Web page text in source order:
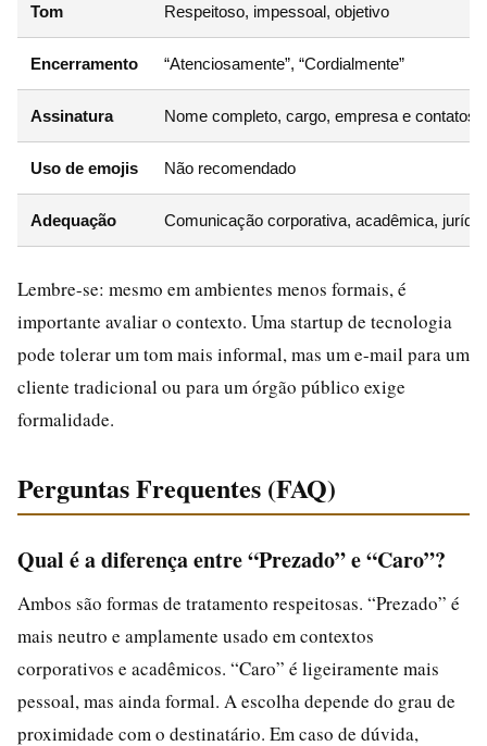
Tom Respeitoso, impessoal, objetivo
Encerramento “Atenciosamente”, “Cordialmente”
Assinatura Nome completo, cargo, empresa e contatos
Uso de emojis Não recomendado
Adequação Comunicação corporativa, acadêmica,
Lembre-se: mesmo em ambientes menos formais, é
importante avaliar o contexto. Uma startup de tecnologia
pode tolerar um tom mais informal, mas um e-mail para um
cliente tradicional ou para um órgão público exige
formalidade.
Perguntas Frequentes (FAQ)
Qual é a diferença entre “Prezado” e “Caro”?
Ambos são formas de tratamento respeitosas. “Prezado” é
mais neutro e amplamente usado em contextos
corporativos e acadêmicos. “Caro” é ligeiramente mais
pessoal, mas ainda formal. A escolha depende do grau de
proximidade com o destinatário. Em caso de dúvida,